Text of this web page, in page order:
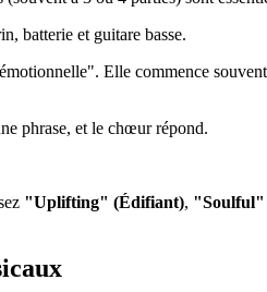
batterie et guitare basse.
Elle commence
phrase, et le chœur répond.
"Uplifting" (Édifiant), "Soulful"